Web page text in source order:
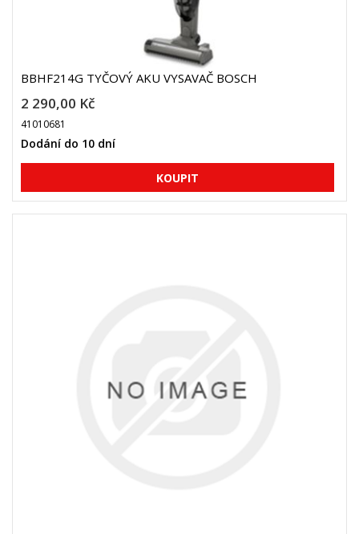
BBHF214G TYČOVÝ AKU VYSAVAČ BOSCH
2 290,00 Kč
41010681
Dodání do 10 dní